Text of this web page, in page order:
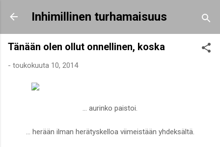
Siirry pääsisältöön
Inhimillinen turhamaisuus
Tänään olen ollut onnellinen, koska
- toukokuuta 10, 2014
... aurinko paistoi.
... herään ilman herätyskelloa viimeistään yhdeksältä.